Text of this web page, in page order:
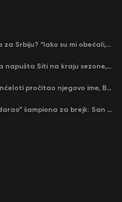
Zašto Rade Krunić ne igra za Srbiju? “Iako su mi obećali, niko me nije zvao…”
Kraj jedne ere – Gvardiola napušta Siti na kraju sezone, menja ga njegov nekadašnji rival
Nejmar ide na Mundijal: Anćeloti pročitao njegovo ime, Brazil u delirijumu (VIDEO)
Strašni Vembanjama “izudarao” šampiona za brejk: San Antonio poveo protiv Oklahome